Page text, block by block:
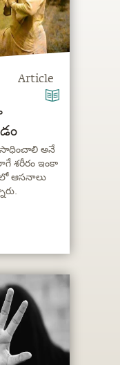
Article
సాధించాలి అనే
ఆసనాలు